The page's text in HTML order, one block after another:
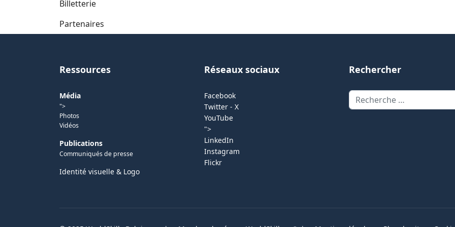
Billetterie
Partenaires
Ressources
Média
">
Photos
Vidéos
Publications
Communiqués de presse
Identité visuelle & Logo
Réseaux sociaux
Facebook
Twitter - X
YouTube
">
LinkedIn
Instagram
Flickr
Rechercher
Rechercher